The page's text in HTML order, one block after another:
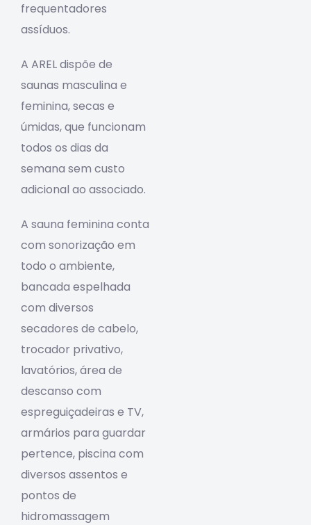
frequentadores
assíduos.
A AREL dispõe de
saunas masculina e
feminina, secas e
úmidas, que funcionam
todos os dias da
semana sem custo
adicional ao associado.
A sauna feminina conta
com sonorização em
todo o ambiente,
bancada espelhada
com diversos
secadores de cabelo,
trocador privativo,
lavatórios, área de
descanso com
espreguiçadeiras e TV,
armários para guardar
pertence, piscina com
diversos assentos e
pontos de
hidromassagem